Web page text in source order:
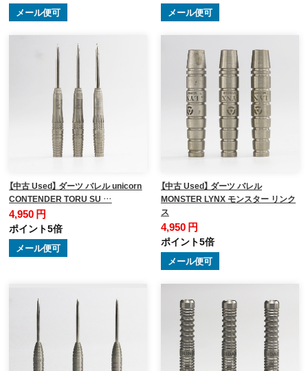
メール便可 メール便可
【中古 Used】 ダーツ バレル unicorn
CONTENDER TORU SU …
4,950 円
ポイント5倍
メール便可
【中古 Used】 ダーツ バレル
MONSTER LYNX モンスター リンク
ス
4,950 円
ポイント5倍
メール便可